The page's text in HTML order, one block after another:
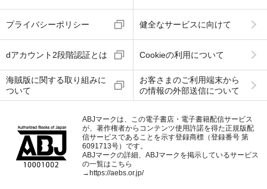
プライバシーポリシー 健全なサービスに向けて
dアカウント2段階認証とは Cookieの利用について
海賊版に関する取り組みに
ついて
お客さまのご利用端末から
の情報の外部送信について
ABJマークは、この電子書店・電子書籍配信サービス
が、著作権者からコンテンツ使用許諾を得た正規版配
信サービスであることを示す登録商標（登録番号 第
6091713号）です。
ABJマークの詳細、ABJマークを掲示しているサービス
の一覧はこちら
→ https://aebs.or.jp/